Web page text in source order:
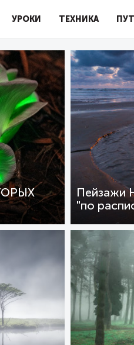
УРОКИ ТЕХНИКА
Пейзажи
"по